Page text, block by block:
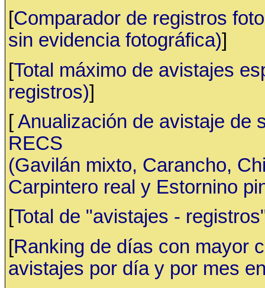
[Comparador de registros
sin evidencia fotográfica)]
[Total máximo de avistajes
registros)]
[Anualización de avistaje de
RECS
(Gavilán mixto, Carancho,
Carpintero real y Estornino
[Total de "avistajes -
[Ranking de días con mayor
avistajes por día y por mes